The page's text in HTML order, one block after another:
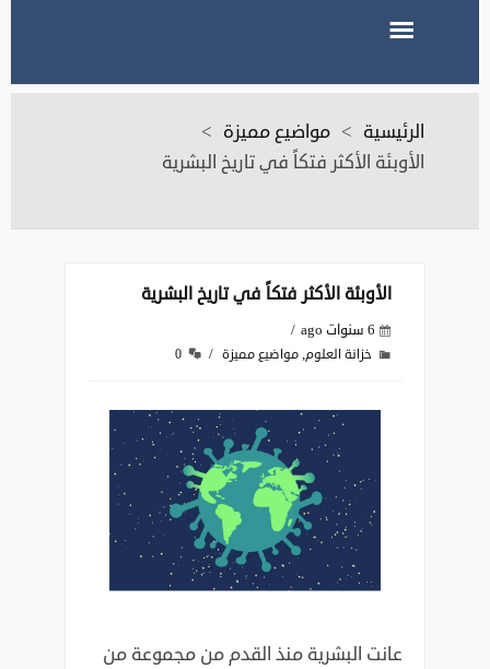
الرئيسية > مواضيع مميزة >
الأوبئة الأكثر فتكاً في تاريخ البشرية
الأوبئة الأكثر فتكاً في تاريخ البشرية
6 سنوات ago
خزانة العلوم,مواضيع مميزة 0
عانت البشرية منذ القدم من مجموعة من